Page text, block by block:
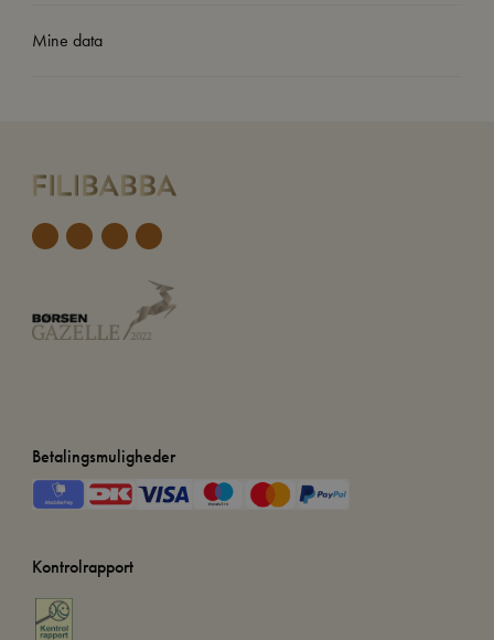
Mine data
Betalingsmuligheder
Kontrolrapport